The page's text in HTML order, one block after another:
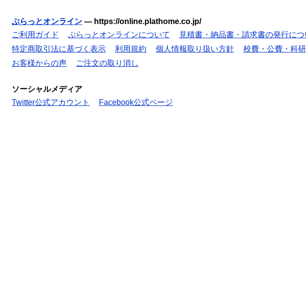
ぷらっとオンライン — https://online.plathome.co.jp/
ご利用ガイド
ぷらっとオンラインについて 見積書・納品書・請求書の発行につ
特定商取引法に基づく表示
利用規約 個人情報取り扱い方針 校費・公費・科
お客様からの声
ご注文の取り消し
ソーシャルメディア
Twitter公式アカウント
Facebook公式ページ